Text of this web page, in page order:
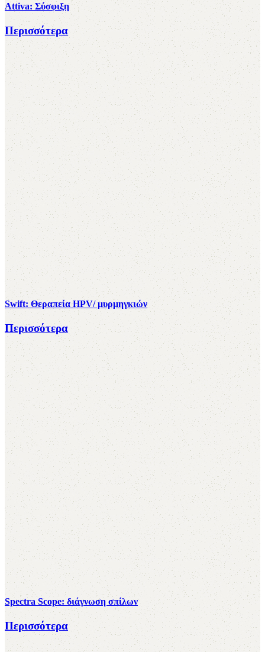
Αttiva: Σύσφιξη
Περισσότερα
Swift: Θεραπεία HPV/ μυρμηγκιών
Περισσότερα
Spectra Scope: διάγνωση σπίλων
Περισσότερα